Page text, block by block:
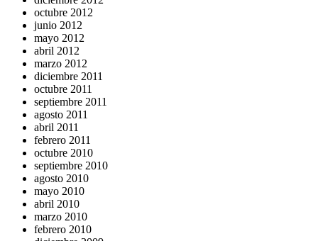
octubre 2012
junio 2012
mayo 2012
abril 2012
marzo 2012
diciembre 2011
octubre 2011
septiembre 2011
agosto 2011
abril 2011
febrero 2011
octubre 2010
septiembre 2010
agosto 2010
mayo 2010
abril 2010
marzo 2010
febrero 2010